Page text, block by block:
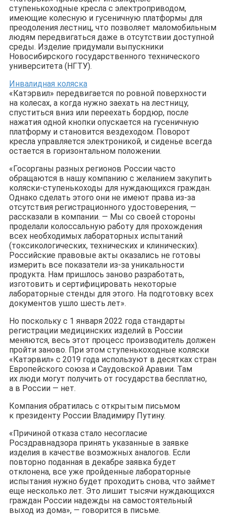
ступенькоходные кресла с электроприводом,
имеющие колесную и гусеничную платформы для
преодоления лестниц, что позволяет маломобильным
людям передвигаться даже в отсутствии доступной
среды. Изделие придумали выпускники
Новосибирского государственного технического
университета (НГТУ).
Инвалидная коляска
«Катэрвил» передвигается по ровной поверхности
на колесах, а когда нужно заехать на лестницу,
спуститься вниз или переехать бордюр, после
нажатия одной кнопки опускается на гусеничную
платформу и становится вездеходом. Поворот
кресла управляется электроникой, и сиденье всегда
остается в горизонтальном положении.
«Госорганы разных регионов России часто
обращаются в нашу компанию с желанием закупить
коляски-ступенькоходы для нуждающихся граждан.
Однако сделать этого они не имеют права из-за
отсутствия регистрационного удостоверения, —
рассказали в компании. — Мы со своей стороны
проделали колоссальную работу для прохождения
всех необходимых лабораторных испытаний
(токсикологических, технических и клинических).
Российские правовые акты оказались не готовы
измерить все показатели из-за уникальности
продукта. Нам пришлось заново разработать,
изготовить и сертифицировать некоторые
лабораторные стенды для этого. На подготовку всех
документов ушло шесть лет».
Но поскольку с 1 января 2022 года стандарты
регистрации медицинских изделий в России
меняются, весь этот процесс производитель должен
пройти заново. При этом ступенькоходные коляски
«Катэрвил» с 2019 года используют в десятках стран
Европейского союза и Саудовской Аравии. Там
их люди могут получить от государства бесплатно,
а в России — нет.
Компания обратилась с открытым письмом
к президенту России Владимиру Путину.
«Причиной отказа стало несогласие
Росздравнадзора принять указанные в заявке
изделия в качестве возможных аналогов. Если
повторно поданная в декабре заявка будет
отклонена, все уже пройденные лабораторные
испытания нужно будет проходить снова, что займет
еще несколько лет. Это лишит тысячи нуждающихся
граждан России надежды на самостоятельный
выход из дома», — говорится в письме.